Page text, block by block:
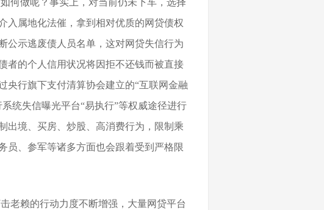
何做呢？事实上，对当前仍未下车，选择
入属地化法催，拿到相对优质的网贷债权
公示逃废债人员名单，这对网贷失信行为
者的个人信用状况将因拒不还钱而被直接
央行旗下支付清算协会建立的“互联网金融
统失信曝光平台“易执行”等权威途径进行
出境、买房、炒股、高消费行为，限制乘
员、参军等诸多方面也会跟着受到严格限
老赖的行动力度不断增强，大量网贷平台